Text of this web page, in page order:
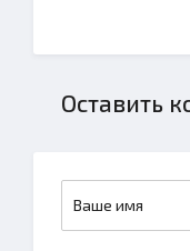
Оставить